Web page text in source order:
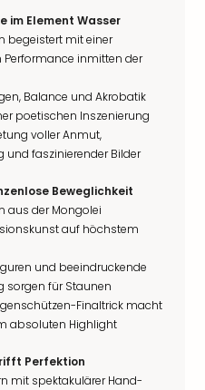
im Element Wasser
begeistert mit einer
inmitten der
Balance und Akrobatik
poetischen Inszenierung
voller Anmut,
und faszinierender Bilder
Beweglichkeit
aus der Mongolei
auf höchstem
und beeindruckende
sorgen für Staunen
Finaltrick macht
absoluten Highlight
Perfektion
mit spektakulärer Hand-